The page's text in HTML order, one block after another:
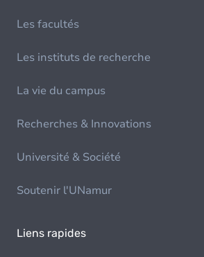
Les facultés
Les instituts de recherche
La vie du campus
Recherches & Innovations
Université & Société
Soutenir l'UNamur
Liens rapides